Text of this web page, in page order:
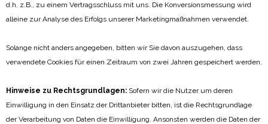
d.h. z.B., zu einem Vertragsschluss mit uns. Die Konversionsmessung wird
alleine zur Analyse des Erfolgs unserer Marketingmaßnahmen verwendet.
Solange nicht anders angegeben, bitten wir Sie davon auszugehen, dass
verwendete Cookies für einen Zeitraum von zwei Jahren gespeichert werden.
Hinweise zu Rechtsgrundlagen: Sofern wir die Nutzer um deren
Einwilligung in den Einsatz der Drittanbieter bitten, ist die Rechtsgrundlage
der Verarbeitung von Daten die Einwilligung. Ansonsten werden die Daten der